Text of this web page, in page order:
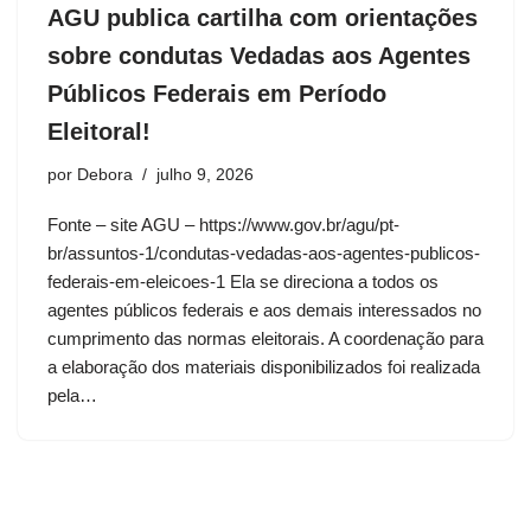
AGU publica cartilha com orientações
sobre condutas Vedadas aos Agentes
Públicos Federais em Período
Eleitoral!
por Debora julho 9, 2026
Fonte – site AGU – https://www.gov.br/agu/pt-
br/assuntos-1/condutas-vedadas-aos-agentes-publicos-
federais-em-eleicoes-1 Ela se direciona a todos os
agentes públicos federais e aos demais interessados no
cumprimento das normas eleitorais. A coordenação para
a elaboração dos materiais disponibilizados foi realizada
pela…